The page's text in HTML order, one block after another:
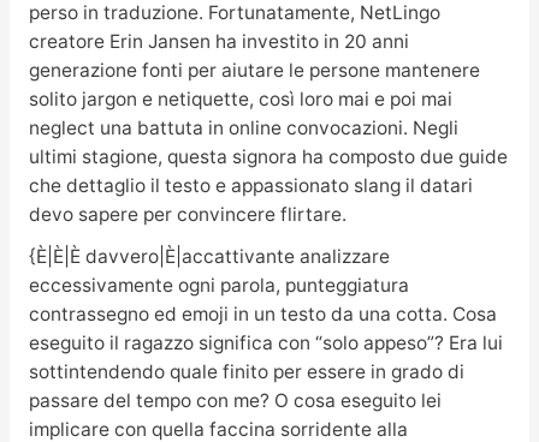
perso in traduzione. Fortunatamente, NetLingo
creatore Erin Jansen ha investito in 20 anni
generazione fonti per aiutare le persone mantenere
solito jargon e netiquette, così loro mai e poi mai
neglect una battuta in online convocazioni. Negli
ultimi stagione, questa signora ha composto due guide
che dettaglio il testo e appassionato slang il datari
devo sapere per convincere flirtare.
{È|È|È davvero|È|accattivante analizzare
eccessivamente ogni parola, punteggiatura
contrassegno ed emoji in un testo da una cotta. Cosa
eseguito il ragazzo significa con “solo appeso”? Era lui
sottintendendo quale finito per essere in grado di
passare del tempo con me? O cosa eseguito lei
implicare con quella faccina sorridente alla